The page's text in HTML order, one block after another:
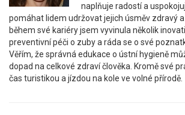
naplňuje radostí a
pomáhat lidem udržovat jejich úsměv zdravý a
během své kariéry jsem vyvinula několik
preventivní péči o zuby a ráda se o své
Věřím, že správná edukace o ústní hygieně
dopad na celkové zdraví člověka. Kromě své
čas turistikou a jízdou na kole ve volné přírodě.